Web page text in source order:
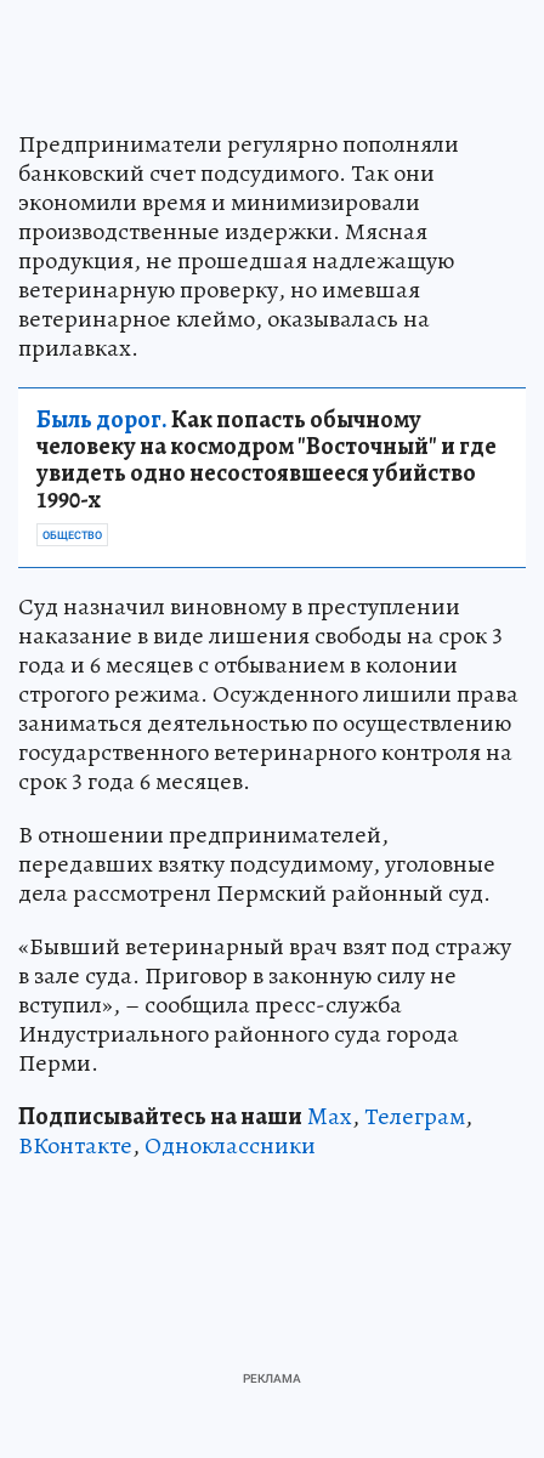
Предприниматели регулярно пополняли
банковский счет подсудимого. Так они
экономили время и минимизировали
производственные издержки. Мясная
продукция, не прошедшая надлежащую
ветеринарную проверку, но имевшая
ветеринарное клеймо, оказывалась на
прилавках.
Быль дорог.Как попасть обычному
человеку на космодром "Восточный" и где
увидеть одно несостоявшееся убийство
1990-х
ОБЩЕСТВО
Суд назначил виновному в преступлении
наказание в виде лишения свободы на срок 3
года и 6 месяцев с отбыванием в колонии
строгого режима. Осужденного лишили права
заниматься деятельностью по осуществлению
государственного ветеринарного контроля на
срок 3 года 6 месяцев.
В отношении предпринимателей,
передавших взятку подсудимому, уголовные
дела рассмотренл Пермский районный суд.
«Бывший ветеринарный врач взят под стражу
в зале суда. Приговор в законную силу не
вступил», – сообщила пресс-служба
Индустриального районного суда города
Перми.
Подписывайтесь на нашиMax,Телеграм,
ВКонтакте, Одноклассники